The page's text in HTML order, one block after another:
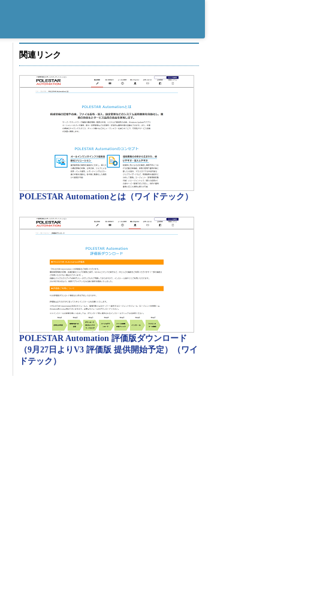
関連リンク
POLESTAR Automationとは（ワイドテック）
POLESTAR Automation 評価版ダウンロード
（9月27日よりV3 評価版 提供開始予定）（ワイ
ドテック）